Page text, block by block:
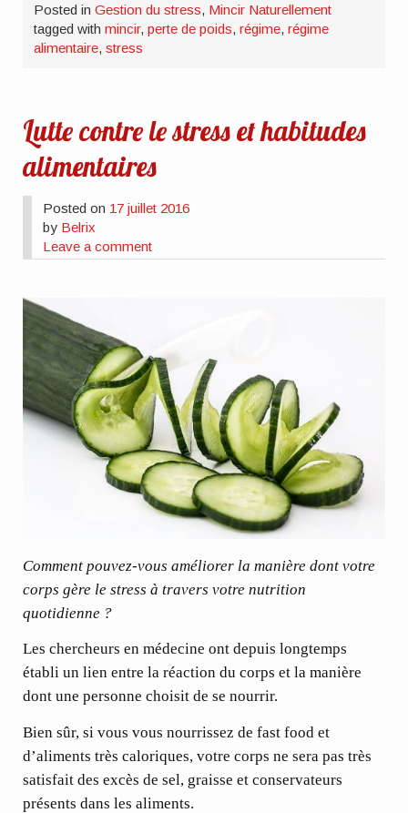
Posted inGestion du stress, Mincir Naturellement
tagged withmincir,perte de poids,régime,régime
alimentaire,stress
Lutte contre le stress et habitudes
alimentaires
Posted on 17 juillet 2016
by Belrix
Leave a comment
Comment pouvez-vous améliorer la manière dont votre
corps gère le stress à travers votre nutrition
quotidienne ?
Les chercheurs en médecine ont depuis longtemps
établi un lien entre la réaction du corps et la manière
dont une personne choisit de se nourrir.
Bien sûr, si vous vous nourrissez de fast food et
d’aliments très caloriques, votre corps ne sera pas très
satisfait des excès de sel, graisse et conservateurs
présents dans les aliments.